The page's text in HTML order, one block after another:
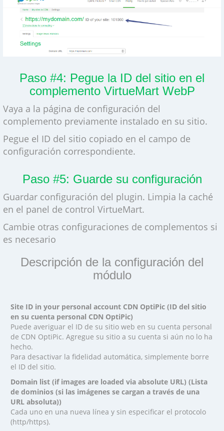
Paso #4: Pegue la ID del sitio en el
complemento VirtueMart WebP
Vaya a la página de configuración del
complemento previamente instalado en su sitio.
Pegue el ID del sitio copiado en el campo de
configuración correspondiente.
Paso #5: Guarde su configuración
Guardar configuración del plugin. Limpia la caché
en el panel de control VirtueMart.
Cambie otras configuraciones de complementos si
es necesario
Descripción de la configuración del
módulo
Site ID in your personal account CDN OptiPic (ID del sitio
en su cuenta personal CDN OptiPic)
Puede averiguar el ID de su sitio web en su cuenta personal
de CDN OptiPic. Agregue su sitio a su cuenta si aún no lo ha
hecho.
Para desactivar la fidelidad automática, simplemente borre
el ID del sitio.
Domain list (if images are loaded via absolute URL) (Lista
de dominios (si las imágenes se cargan a través de una
URL absoluta))
Cada uno en una nueva línea y sin especificar el protocolo
(http/https).